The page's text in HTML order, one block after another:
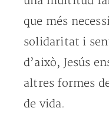
que més
solidaritat i
d’això, Jesús
altres formes
de vida.